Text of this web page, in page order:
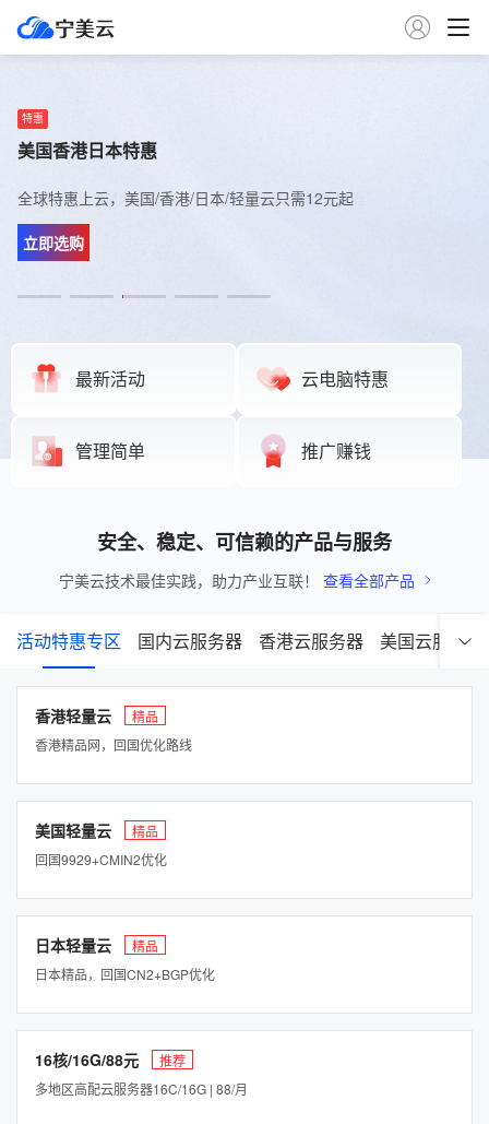

推荐
加入宁美云官方群
限时开放中，进群后第一时间了解宁美云最新产品动态
立即加入
特惠
美国香港日本特惠
全球特惠上云，美国/香港/日本/轻量云只需12元起
立即选购
推荐
新上日本云服务器
新上日本500M大带宽云主机，搭载AMD性能处理器
立即体验
限量
德国联通云服务器
9929精品网，搭载高性能AMD EPYC 处理器，堪比美西
立即选购
推荐
金牌新加坡服务器
新加坡BGP云主机 搭载高性能Gold金牌 处理器
立即体验
最新活动 云电脑特惠
管理简单 推广赚钱
安全、稳定、可信赖的产品与服务
宁美云技术最佳实践，助力产业互联！ 查看全部产品
活动特惠专区 国内云服务器 香港云服务器 美国云服务器
香港轻量云
精品
香港精品网，回国优化路线
美国轻量云
精品
回国9929+CMIN2优化
日本轻量云
精品
日本精品，回国CN2+BGP优化
16核/16G/88元
推荐
多地区高配云服务器16C/16G | 88/月